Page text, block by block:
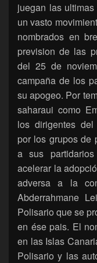
juegan las
un vasto
nombrados en
prevision de las
del 25 de
campaña de los
su apogeo. Por
saharaui como
los dirigentes del
por los grupos de
a sus
acelerar la
adversa a la
Abderrahmane
Polisario que se
en ése pais. El
en las Islas
Polisario y las